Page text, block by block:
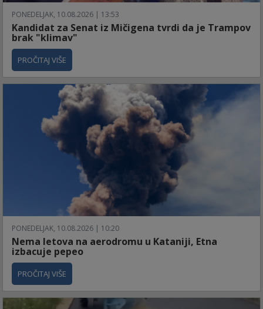
PONEDELJAK, 10.08.2026 | 13:53
Kandidat za Senat iz Mičigena tvrdi da je Trampov
brak "klimav"
PROČITAJ VIŠE
PONEDELJAK, 10.08.2026 | 10:20
Nema letova na aerodromu u Kataniji, Etna
izbacuje pepeo
PROČITAJ VIŠE